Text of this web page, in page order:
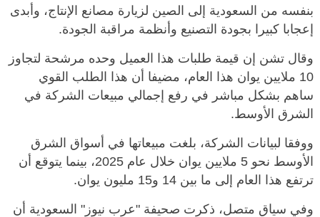
بنفسه من السعودية إلى الصين لزيارة مصانع الإنتاج، وأبدى
إعجابا كبيرا بجودة التصنيع وأنظمة مراقبة الجودة.
وقال تشن إن قيمة طلبات هذا العميل وحده مرشحة لتجاوز
10 ملايين يوان هذا العام، مضيفا أن هذا الطلب القوي
ساهم بشكل مباشر في رفع إجمالي مبيعات الشركة في
الشرق الأوسط.
ووفقا لبيانات الشركة، بلغت مبيعاتها في أسواق الشرق
الأوسط نحو 5 ملايين يوان خلال عام 2025، بينما يتوقع أن
ترتفع هذا العام إلى ما بين 14 و15 مليون يوان.
وفي سياق متصل، ذكرت صحيفة "عرب نيوز" السعودية أن